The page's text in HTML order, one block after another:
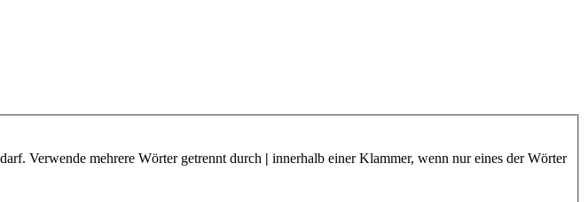
Verwende mehrere Wörter getrennt durch | innerhalb einer Klammer, wenn nur eines der Wörter